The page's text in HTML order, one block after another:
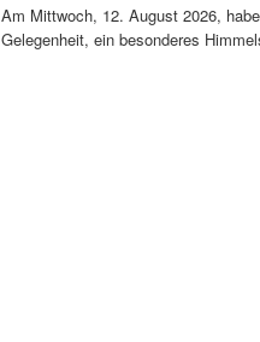
Am Mittwoch, 12. August 2026,
Gelegenheit, ein besonderes